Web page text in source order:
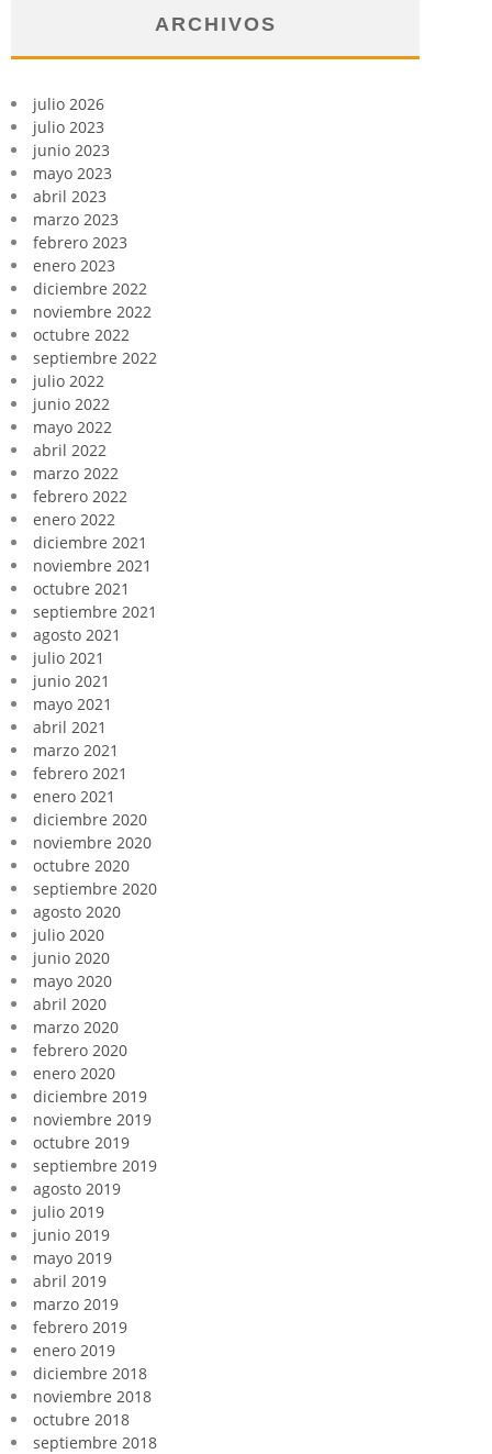
ARCHIVOS
julio 2026
julio 2023
junio 2023
mayo 2023
abril 2023
marzo 2023
febrero 2023
enero 2023
diciembre 2022
noviembre 2022
octubre 2022
septiembre 2022
julio 2022
junio 2022
mayo 2022
abril 2022
marzo 2022
febrero 2022
enero 2022
diciembre 2021
noviembre 2021
octubre 2021
septiembre 2021
agosto 2021
julio 2021
junio 2021
mayo 2021
abril 2021
marzo 2021
febrero 2021
enero 2021
diciembre 2020
noviembre 2020
octubre 2020
septiembre 2020
agosto 2020
julio 2020
junio 2020
mayo 2020
abril 2020
marzo 2020
febrero 2020
enero 2020
diciembre 2019
noviembre 2019
octubre 2019
septiembre 2019
agosto 2019
julio 2019
junio 2019
mayo 2019
abril 2019
marzo 2019
febrero 2019
enero 2019
diciembre 2018
noviembre 2018
octubre 2018
septiembre 2018